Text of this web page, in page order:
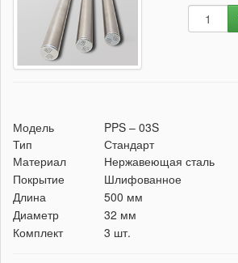
Модель
PPS – 03S
Тип
Стандарт
Материал
Нержавеющая сталь
Покрытие
Шлифованное
Длина
500 мм
Диаметр
32 мм
Комплект
3 шт.